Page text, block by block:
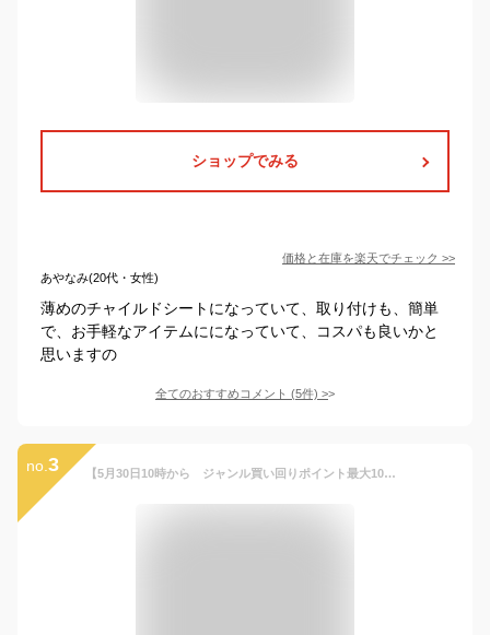
ショップでみる
価格と在庫を楽天でチェック >>
あやなみ(20代・女性)
薄めのチャイルドシートになっていて、取り付けも、簡単
で、お手軽なアイテムにになっていて、コスパも良いかと
思いますの
全てのおすすめコメント (5件) >
no. 3 【5月30日10時から ジャンル買い回りポイント最大10倍 ※要エントリー】洗濯機で洗える ブースターシート BabyGo! ジュニアシート【限定セール】【送料無料 沖縄・一部地域を除く】